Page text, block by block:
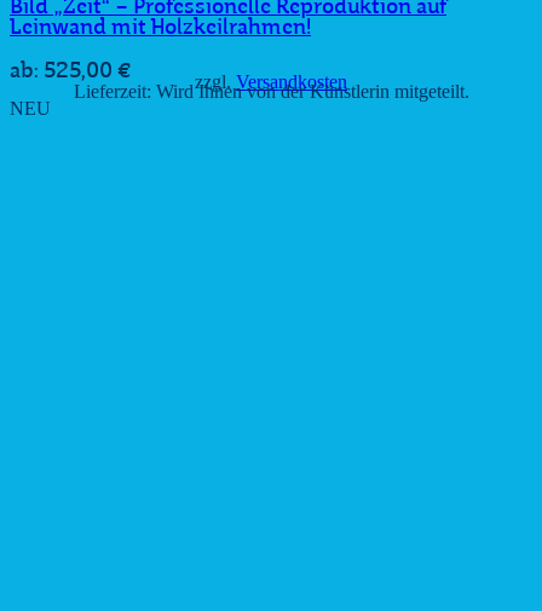
Bild „Zeit“ – Professionelle Reproduktion auf
Leinwand mit Holzkeilrahmen!
ab: 525,00 € zzgl. Versandkosten
Lieferzeit: Wird Ihnen von der Künstlerin mitgeteilt.
NEU